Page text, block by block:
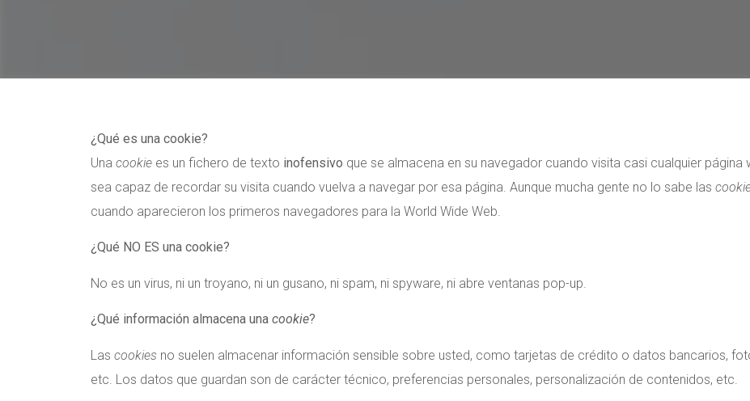
¿Qué es una cookie?
Una cookie es un fichero de texto inofensivo que se almacena en su navegador cuando visita casi cualquier página
sea capaz de recordar su visita cuando vuelva a navegar por esa página. Aunque mucha gente no lo sabe las
cuando aparecieron los primeros navegadores para la World Wide Web.
¿Qué NO ES una cookie?
No es un virus, ni un troyano, ni un gusano, ni spam, ni spyware, ni abre ventanas pop-up.
¿Qué información almacena una cookie?
Las cookies no suelen almacenar información sensible sobre usted, como tarjetas de crédito o datos bancarios,
etc. Los datos que guardan son de carácter técnico, preferencias personales, personalización de contenidos, etc.